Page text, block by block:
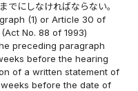
でにしなければならない。
(1) or Article 30 of
(Act No. 88 of 1993)
preceding paragraph
before the hearing
of a written statement of
before the date of